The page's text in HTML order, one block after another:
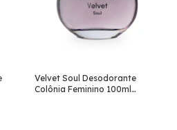
Velvet Soul Desodorante
Colônia Feminino 100ml